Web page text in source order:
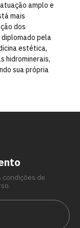
amplo e
mais
dos
diplomado pela
estética,
hidrominerais,
sua própria
condições de